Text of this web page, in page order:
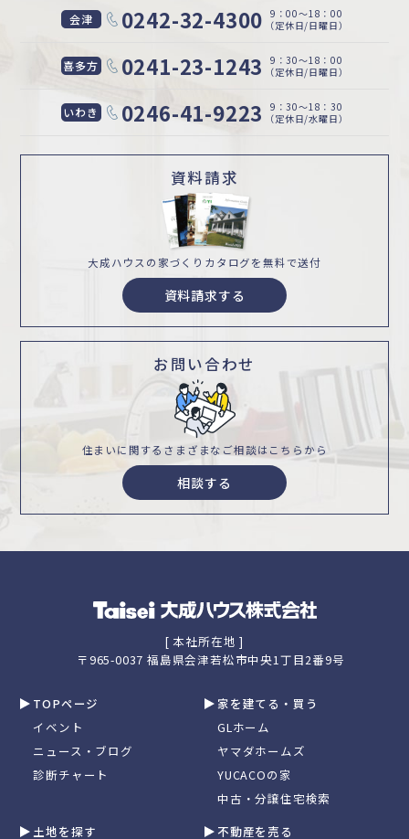
会津 0242-32-4300 9：00〜18：00
（定休日/日曜日）
喜多方 0241-23-1243
9：30〜18：00
（定休日/日曜日）
いわき 0246-41-9223
9：30〜18：30
（定休日/水曜日）
資料請求
大成ハウスの家づくり カタログを無料で送付
資料請求する
お問い合わせ
住まいに関するさまざまな ご相談はこちらから
相談する
[ 本社所在地 ]
〒965-0037 福島県会津若松市中央1丁目2番9号
TOPページ
イベント
ニュース・ブログ
診断チャート
家を建てる・買う
GLホーム
ヤマダホームズ
YUCACOの家
中古・分譲住宅検索
土地を探す
不動産を売る